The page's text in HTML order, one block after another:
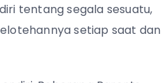
tentang segala sesuatu,
setiap saat dan